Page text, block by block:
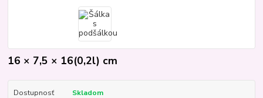
16 × 7,5 × 16(0,2l) cm
Dostupnosť Skladom